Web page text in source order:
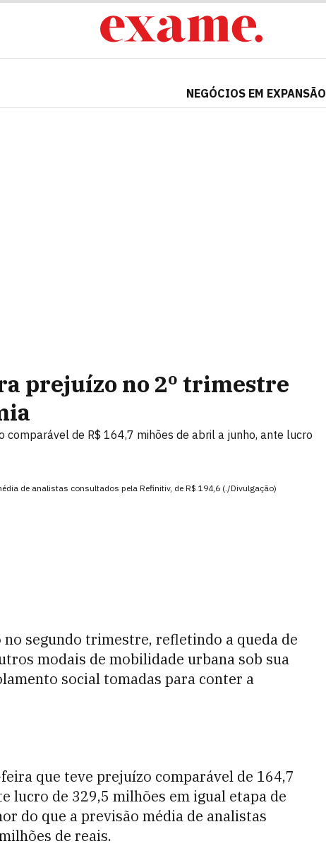
NEGÓCIOS EM EXPANSÃO
prejuízo no 2º trimestre
comparável de R$ 164,7 mihões de abril a junho, ante lucro
de analistas consultados pela Refinitiv, de R$ 194,6 (./Divulgação)
segundo trimestre, refletindo a queda de
modais de mobilidade urbana sob sua
social tomadas para conter a
que teve prejuízo comparável de 164,7
lucro de 329,5 milhões em igual etapa de
do que a previsão média de analistas
de reais.